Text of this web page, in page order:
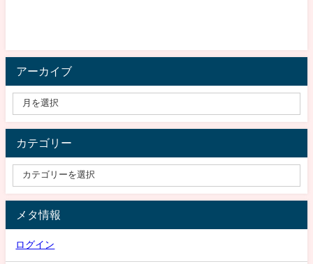
アーカイブ
カテゴリー
メタ情報
ログイン